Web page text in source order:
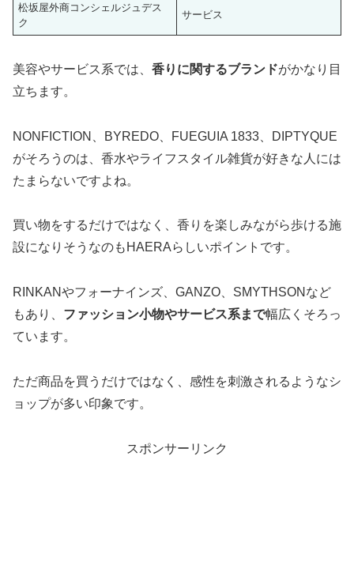
松坂屋外商コンシェルジュデス
ク
サービス
美容やサービス系では、 香りに関するブランドがかなり目
立ちます。
NONFICTION、BYREDO、FUEGUIA 1833、DIPTYQUE
がそろうのは、香水やライフスタイル雑貨が好きな人には
たまらないですよね。
買い物をするだけではなく、香りを楽しみながら歩ける施
設になりそうなのもHAERAらしいポイントです。
RINKANやフォーナインズ、GANZO、SMYTHSONなど
もあり、 ファッション小物やサービス系まで幅広くそろっ
ています。
ただ商品を買うだけではなく、感性を刺激されるようなシ
ョップが多い印象です。
スポンサーリンク